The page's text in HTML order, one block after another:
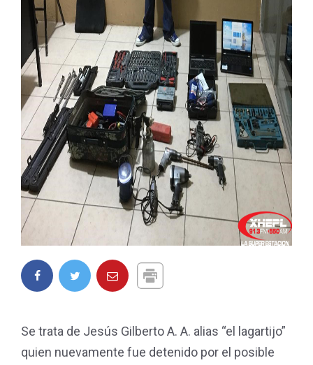
Se trata de Jesús Gilberto A. A. alias “el lagartijo”
quien nuevamente fue detenido por el posible